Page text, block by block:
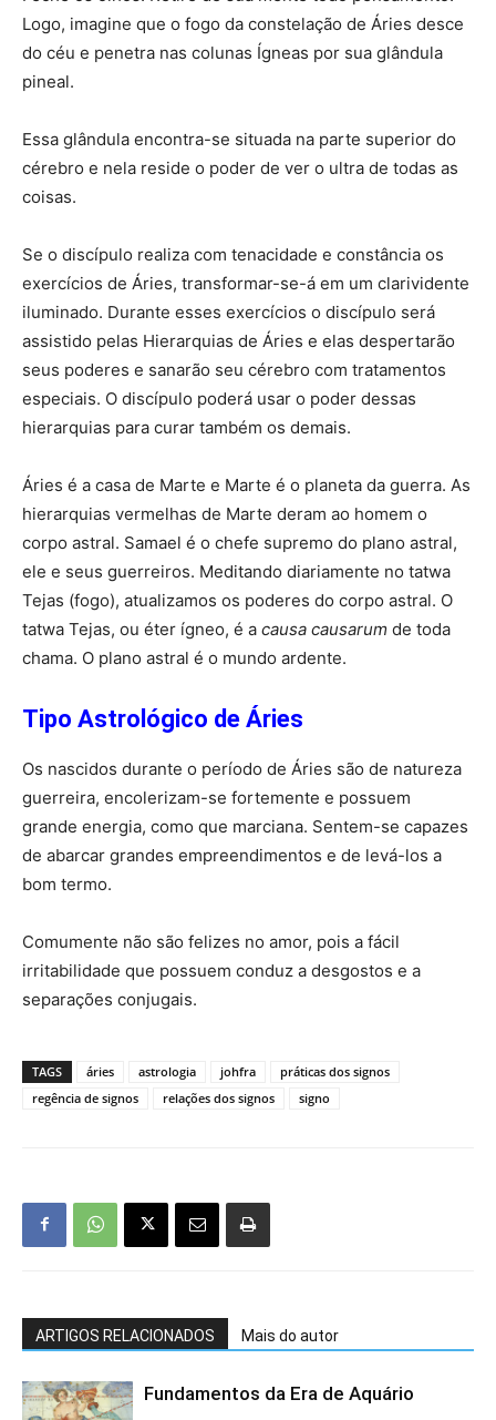
Logo, imagine que o fogo da constelação de Áries desce
do céu e penetra nas colunas Ígneas por sua glândula
pineal.
Essa glândula encontra-se situada na parte superior do
cérebro e nela reside o poder de ver o ultra de todas as
coisas.
Se o discípulo realiza com tenacidade e constância os
exercícios de Áries, transformar-se-á em um clarividente
iluminado. Durante esses exercícios o discípulo será
assistido pelas Hierarquias de Áries e elas despertarão
seus poderes e sanarão seu cérebro com tratamentos
especiais. O discípulo poderá usar o poder dessas
hierarquias para curar também os demais.
Áries é a casa de Marte e Marte é o planeta da guerra. As
hierarquias vermelhas de Marte deram ao homem o
corpo astral. Samael é o chefe supremo do plano astral,
ele e seus guerreiros. Meditando diariamente no tatwa
Tejas (fogo), atualizamos os poderes do corpo astral. O
tatwa Tejas, ou éter ígneo, é a causa causarum de toda
chama. O plano astral é o mundo ardente.
Tipo Astrológico de Áries
Os nascidos durante o período de Áries são de natureza
guerreira, encolerizam-se fortemente e possuem
grande energia, como que marciana. Sentem-se capazes
de abarcar grandes empreendimentos e de levá-los a
bom termo.
Comumente não são felizes no amor, pois a fácil
irritabilidade que possuem conduz a desgostos e a
separações conjugais.
TAGS áries astrologia johfra
práticas dos signos
regência de signos
relações dos signos signo
ARTIGOS RELACIONADOS Mais do autor
Fundamentos da Era de Aquário